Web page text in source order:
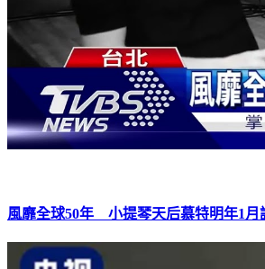
風靡全球50年 小提琴天后慕特明年1月